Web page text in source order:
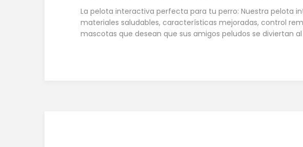
La pelota interactiva perfecta para tu perro: Nuestra pelota
materiales saludables, características mejoradas, control
mascotas que desean que sus amigos peludos se diviertan